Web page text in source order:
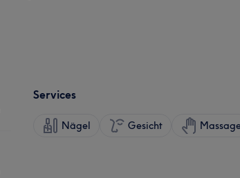
Services
Nägel Gesicht